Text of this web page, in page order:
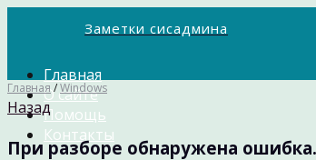
Заметки сисадмина
Главная
О сайте
Помощь
Контакты
Главная/Windows
Назад
При разборе обнаружена